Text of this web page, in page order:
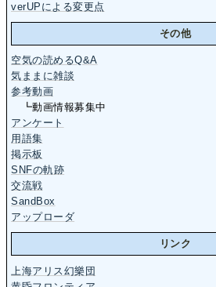
verUPによる変更点
その他
空気の読めるQ&A
気ままに雑談
参考動画
┗動画情報募集中
アンケート
用語集
掲示板
SNFの軌跡
交流戦
SandBox
アップローダ
リンク
上海アリス幻樂団